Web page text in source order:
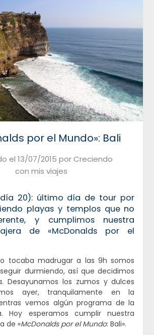
por el Mundo»: Bali
el 13/07/2015 porCreciendo
con mis viajes
20): último día de tour por
playas y templos que no
y cumplimos nuestra
de «McDonalds por el
tocaba madrugar a las 9h somos
durmiendo, así que decidimos
Desayunamos los zumos y dulces
ayer, tranquilamente en la
vemos algún programa de la
Hoy esperamos cumplir nuestra
de «McDonalds por el Mundo: Bali».